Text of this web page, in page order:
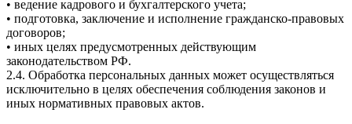
• ведение кадрового и бухгалтерского учета;
• подготовка, заключение и исполнение гражданско-правовых
договоров;
• иных целях предусмотренных действующим
законодательством РФ.
2.4. Обработка персональных данных может осуществляться
исключительно в целях обеспечения соблюдения законов и
иных нормативных правовых актов.